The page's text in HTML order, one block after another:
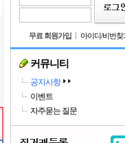
무료 회원가입 아이디/비번찾
커뮤니티
공지사항
이벤트
자주묻는 질문